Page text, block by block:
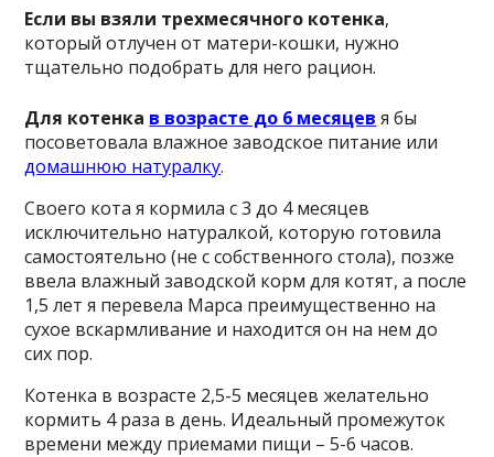
Если вы взяли трехмесячного котенка,
который отлучен от матери-кошки, нужно
тщательно подобрать для него рацион.
Для котенка в возрасте до 6 месяцев я бы
посоветовала влажное заводское питание или
домашнюю натуралку.
Своего кота я кормила с 3 до 4 месяцев
исключительно натуралкой, которую готовила
самостоятельно (не с собственного стола), позже
ввела влажный заводской корм для котят, а после
1,5 лет я перевела Марса преимущественно на
сухое вскармливание и находится он на нем до
сих пор.
Котенка в возрасте 2,5-5 месяцев желательно
кормить 4 раза в день. Идеальный промежуток
времени между приемами пищи – 5-6 часов.